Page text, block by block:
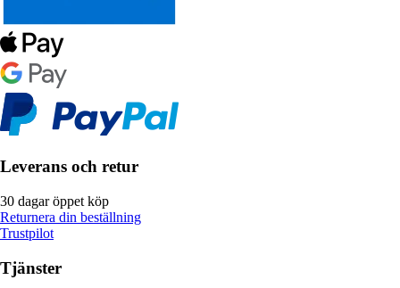
Leverans och retur
30 dagar öppet köp
Returnera din beställning
Trustpilot
Tjänster